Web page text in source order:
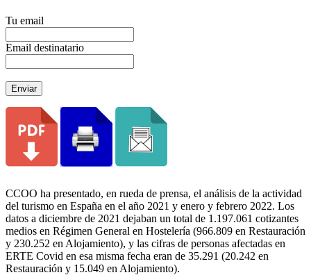
Tu email
Email destinatario
Enviar
CCOO ha presentado, en rueda de prensa, el análisis de la actividad
del turismo en España en el año 2021 y enero y febrero 2022. Los
datos a diciembre de 2021 dejaban un total de 1.197.061 cotizantes
medios en Régimen General en Hostelería (966.809 en Restauración
y 230.252 en Alojamiento), y las cifras de personas afectadas en
ERTE Covid en esa misma fecha eran de 35.291 (20.242 en
Restauración y 15.049 en Alojamiento).